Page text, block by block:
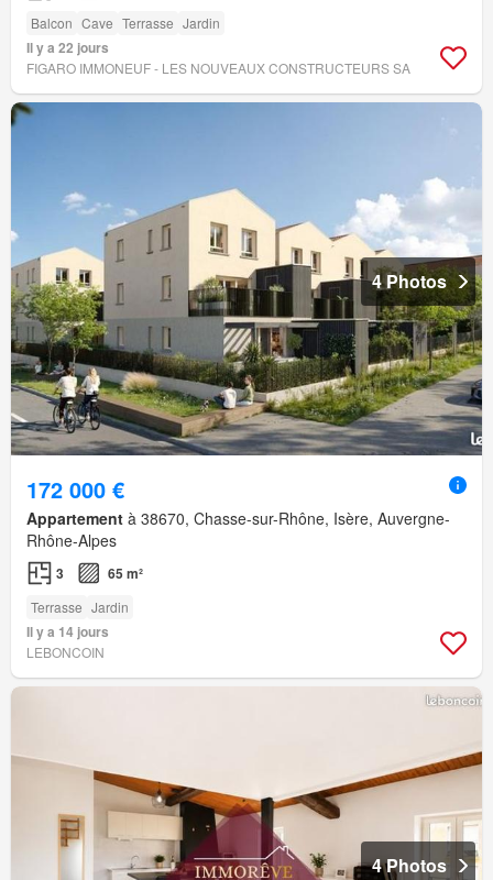
Balcon Cave Terrasse Jardin
Il y a 22 jours
FIGARO IMMONEUF - LES NOUVEAUX CONSTRUCTEURS SA
4 Photos
172 000 €
Appartement à 38670, Chasse-sur-Rhône, Isère, Auvergne-
Rhône-Alpes
3 65 m²
Terrasse Jardin
Il y a 14 jours
LEBONCOIN
4 Photos